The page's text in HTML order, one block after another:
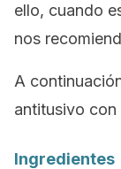
ello, cuando
nos
A
antitusivo con
Ingredientes